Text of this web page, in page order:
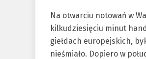
Na otwarciu notowań w
kilkudziesięciu minut
giełdach europejskich,
nieśmiało. Dopiero w